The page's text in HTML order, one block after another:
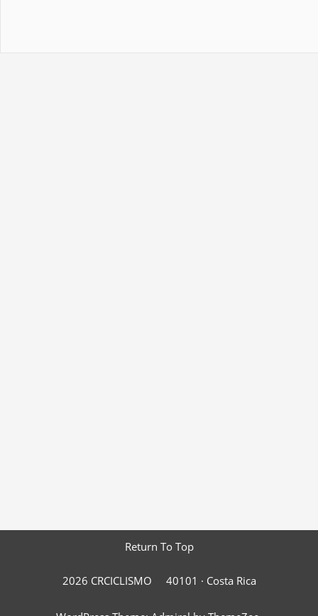
Return To Top
2026 CRCICLISMO 40101 · Costa Rica